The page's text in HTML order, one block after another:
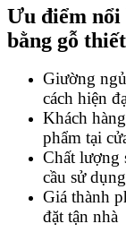
Ưu điểm nổi
bằng gỗ
Giường
cách hiện
Khách
phẩm tại
Chất lượng
cầu sử dụng
Giá thành
đặt tận nhà